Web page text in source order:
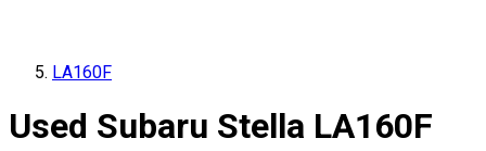
LA160F
Used Subaru Stella LA160F